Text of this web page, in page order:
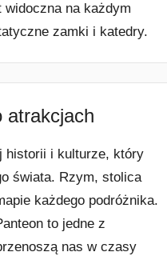
widoczna na każdym
zamki i katedry.
atrakcjach
historii i kulturze, który
świata. Rzym, stolica
każdego podróżnika.
to jedne z
nas w czasy